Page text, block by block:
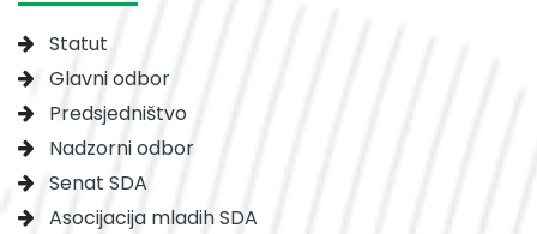
Statut
Glavni odbor
Predsjedništvo
Nadzorni odbor
Senat SDA
Asocijacija mladih SDA